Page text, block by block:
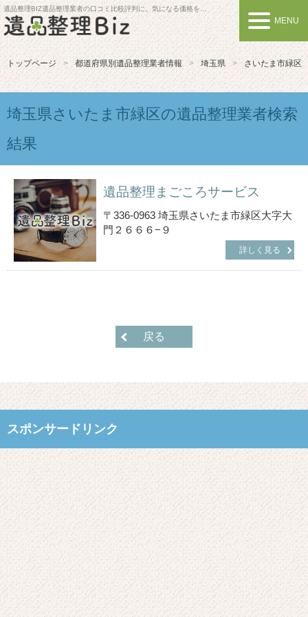
遺品整理BIZ遺品整理業者の口コミ比較評判に。気になる価格を比較しよう
MENU
トップページ 都道府県別遺品整理業者情報 埼玉県 さいたま市緑区
埼玉県さいたま市緑区の遺品整理業者検索
結果
遺品整理まごころサービス
〒336-0963 埼玉県さいたま市緑区大字大
門２６６６−９
詳しく見る
戻る
スポンサードリンク